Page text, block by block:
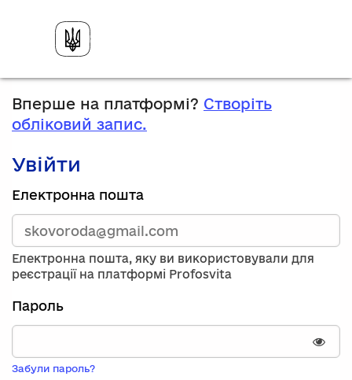
Вперше на платформі? Створіть
обліковий запис.
Увійти
Зареєструйтесь,
використавши
електронну
адресу
та
пароль.
Якщо
вас
немає
запису,
натисніть
Електронна пошта
Електронна пошта, яку ви використовували для
реєстрації на платформі Profosvita
Пароль
Забули пароль?